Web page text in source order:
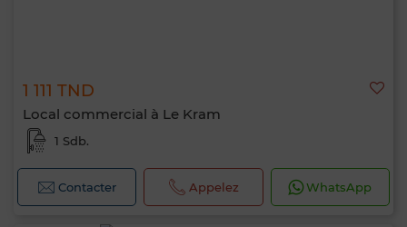
1 111 TND
Local commercial à Le Kram
1 Sdb.
Contacter Appelez WhatsApp